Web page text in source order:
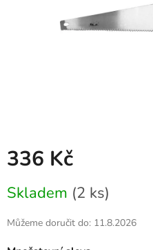
336 Kč
cena:
Skladem (2 ks)
Můžeme doručit do: 11.8.2026